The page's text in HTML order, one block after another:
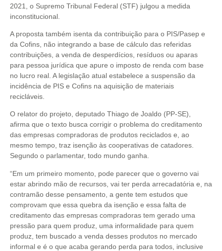
2021, o Supremo Tribunal Federal (STF) julgou a medida
inconstitucional.
A proposta também isenta da contribuição para o PIS/Pasep e
da Cofins, não integrando a base de cálculo das referidas
contribuições, a venda de desperdícios, resíduos ou aparas
para pessoa jurídica que apure o imposto de renda com base
no lucro real. A legislação atual estabelece a suspensão da
incidência de PIS e Cofins na aquisição de materiais
recicláveis.
O relator do projeto, deputado Thiago de Joaldo (PP-SE),
afirma que o texto busca corrigir o problema do creditamento
das empresas compradoras de produtos reciclados e, ao
mesmo tempo, traz isenção às cooperativas de catadores.
Segundo o parlamentar, todo mundo ganha.
“Em um primeiro momento, pode parecer que o governo vai
estar abrindo mão de recursos, vai ter perda arrecadatória e, na
contramão desse pensamento, a gente tem estudos que
comprovam que essa quebra da isenção e essa falta de
creditamento das empresas compradoras tem gerado uma
pressão para quem produz, uma informalidade para quem
produz, tem buscado a venda desses produtos no mercado
informal e é o que acaba gerando perda para todos, inclusive